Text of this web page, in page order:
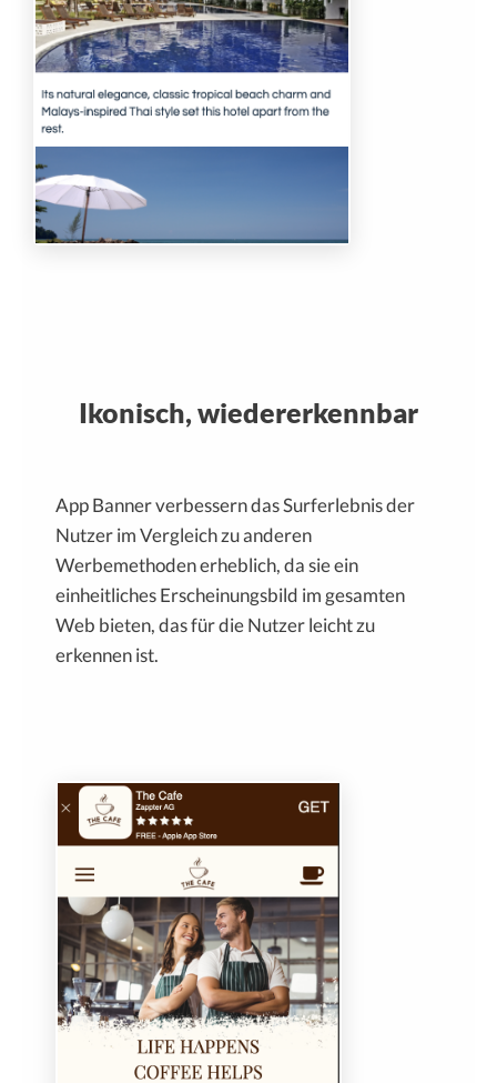
Ikonisch, wiedererkennbar
App Banner verbessern das Surferlebnis der
Nutzer im Vergleich zu anderen
Werbemethoden erheblich, da sie ein
einheitliches Erscheinungsbild im gesamten
Web bieten, das für die Nutzer leicht zu
erkennen ist.